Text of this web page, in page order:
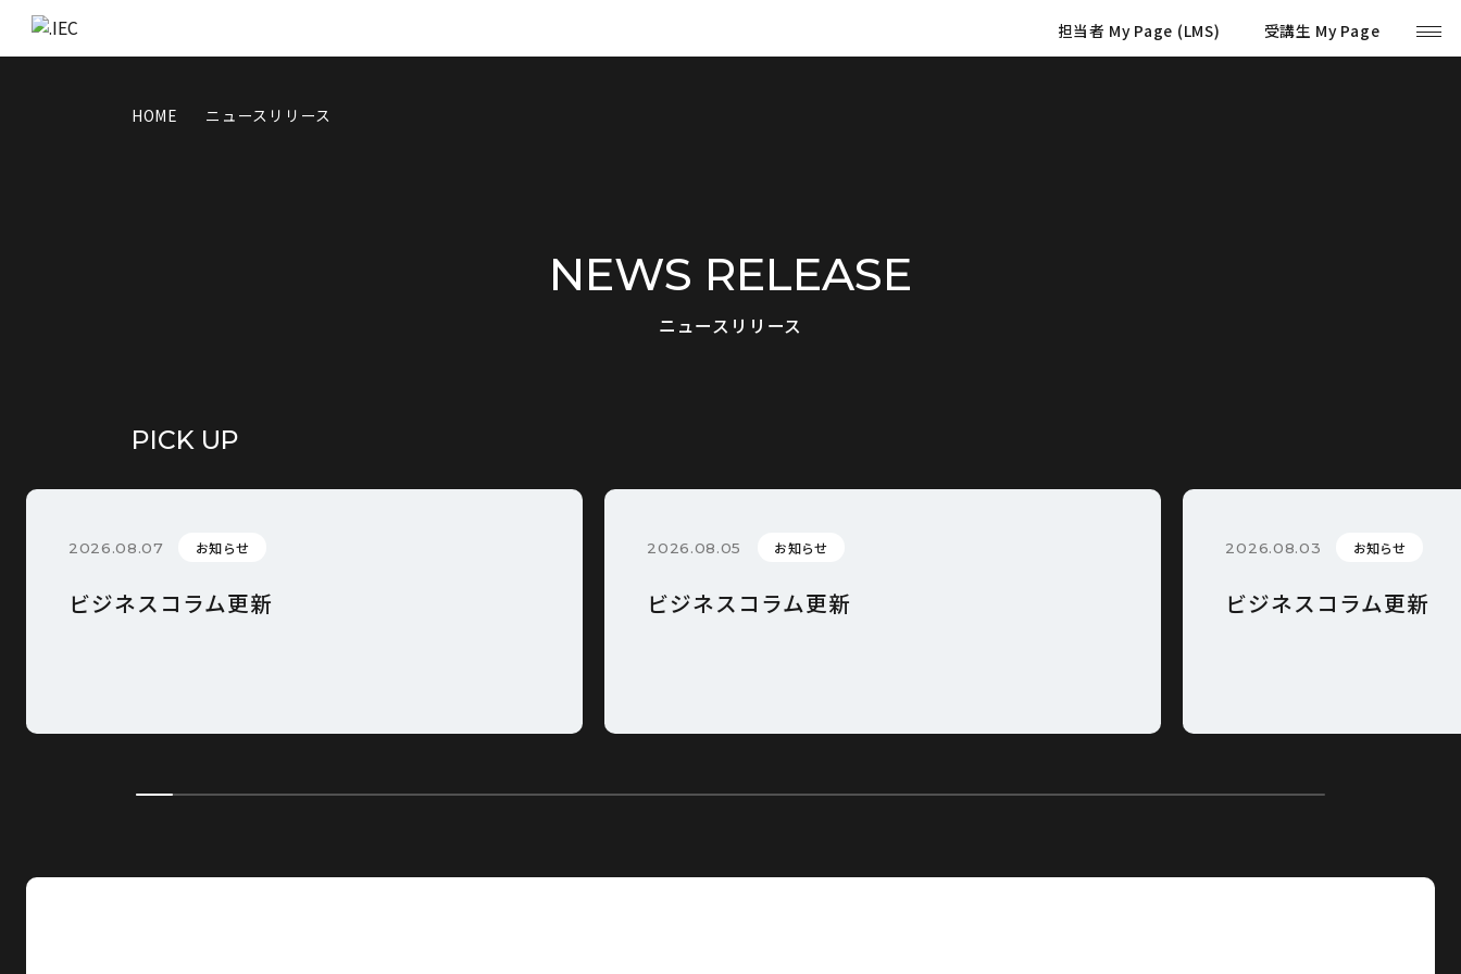
担当者 My Page (LMS) 受講生 My Page
HOME ニュースリリース
NEWS RELEASE
ニュースリリース
PICK UP
2026.08.07 お知らせ
ビジネスコラム更新
2026.08.05 お知らせ
ビジネスコラム更新
2026.08.03 お知らせ
ビジネスコラム更新